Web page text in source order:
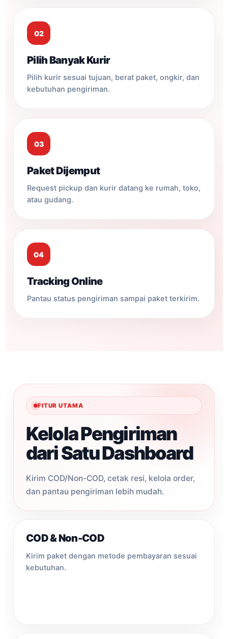
02
Pilih Banyak Kurir
Pilih kurir sesuai tujuan, berat paket, ongkir, dan
kebutuhan pengiriman.
03
Paket Dijemput
Request pickup dan kurir datang ke rumah, toko,
atau gudang.
04
Tracking Online
Pantau status pengiriman sampai paket terkirim.
FITUR UTAMA
Kelola Pengiriman
dari Satu Dashboard
Kirim COD/Non-COD, cetak resi, kelola order,
dan pantau pengiriman lebih mudah.
COD & Non-COD
Kirim paket dengan metode pembayaran sesuai
kebutuhan.